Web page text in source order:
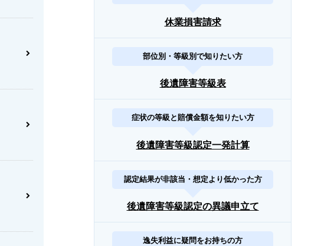
休業損害請求
部位別・等級別で知りたい方
後遺障害等級表
症状の等級と賠償金額を知りたい方
後遺障害等級認定一発計算
認定結果が非該当・想定より低かった方
後遺障害等級認定の異議申立て
逸失利益に疑問をお持ちの方